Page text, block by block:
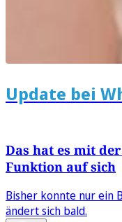
Update bei
Das hat es mit
Funktion auf sich
Bisher konnte nur ein
ändert sich bald.